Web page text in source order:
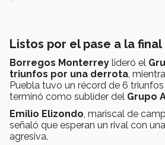
Listos por el pase a la final
Borregos Monterrey lideró el
triunfos por una derrota ,
Puebla tuvo un récord de 6
terminó como sublíder del Grupo
Emilio Elizondo , mariscal de
señaló que esperan un rival con
agresiva.